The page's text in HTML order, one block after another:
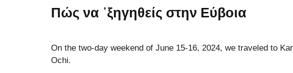
Πώς να ᾽ξηγηθείς στην Εύβοια
On the two-day weekend of June 15-16, 2024, we traveled to
Ochi.